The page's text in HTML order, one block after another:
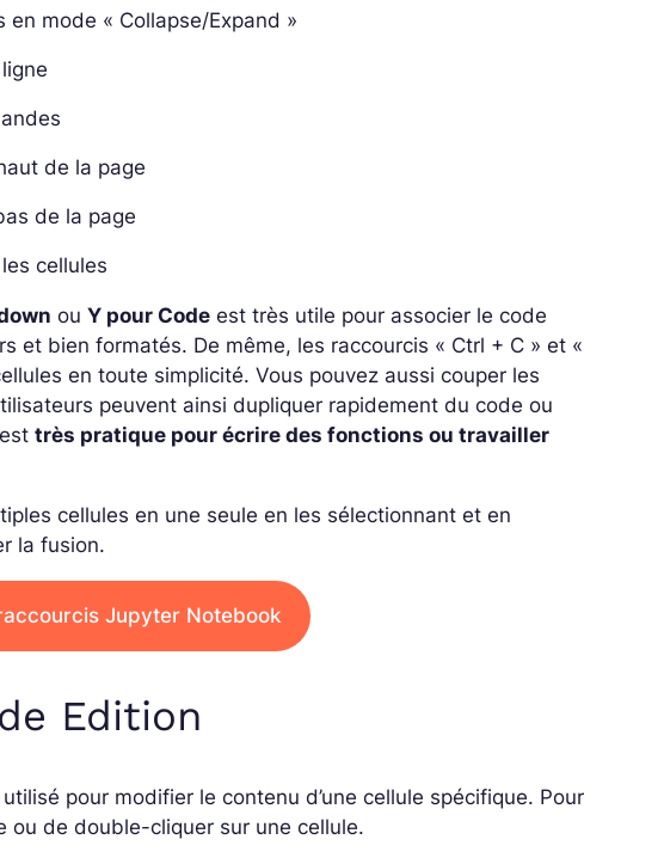
mode « Collapse/Expand »
de la page
de la page
cellules
ouY pour Code est très utile pour associer le code
et bien formatés. De même, les raccourcis « Ctrl + C » et «
en toute simplicité. Vous pouvez aussi couper les
peuvent ainsi dupliquer rapidement du code ou
très pratique pour écrire des fonctions ou travailler
cellules en une seule en les sélectionnant et en
la fusion.
Jupyter Notebook
Edition
pour modifier le contenu d’une cellule spécifique. Pour
ou de double-cliquer sur une cellule.